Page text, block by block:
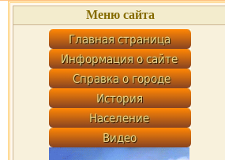
Меню сайта